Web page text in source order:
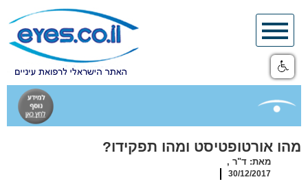
Skip
content
מהו אורטופטיסט ומהו תפקידו?
מאת: ד"ר ,
30/12/2017